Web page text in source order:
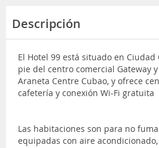
Descripción
El Hotel 99 está situado en
pie del centro comercial Gateway
Araneta Centre Cubao, y ofrece
cafetería y conexión Wi-Fi gratuita
Las habitaciones son para no
equipadas con aire